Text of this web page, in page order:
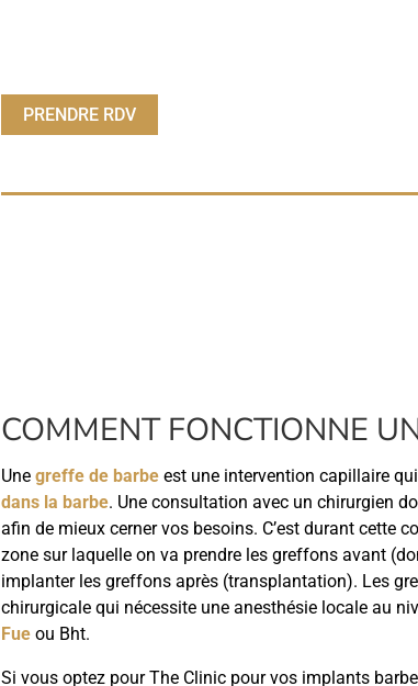
PRENDRE RDV
COMMENT FONCTIONNE
Unegreffe de barbe est une intervention capillaire
dans la barbe. Une consultation avec un chirurgien
afin de mieux cerner vos besoins. C’est durant cette
zone sur laquelle on va prendre les greffons avant
implanter les greffons après (transplantation). Les
chirurgicale qui nécessite une anesthésie locale au
Fue ou Bht.
Si vous optez pour The Clinic pour vos implants